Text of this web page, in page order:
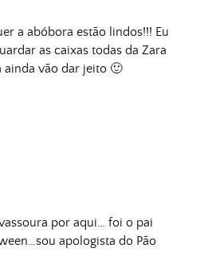
a abóbora estão lindos!!! Eu
as caixas todas da Zara
vão dar jeito 🙂
por aqui… foi o pai
apologista do Pão